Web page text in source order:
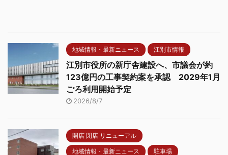
地域情報・最新ニュース 江別市情報
江別市役所の新庁舎建設へ、市議会が約
123億円の工事契約案を承認 2029年1月
ごろ利用開始予定
2026/8/7
開店 閉店 リニューアル
地域情報・最新ニュース 駐車場